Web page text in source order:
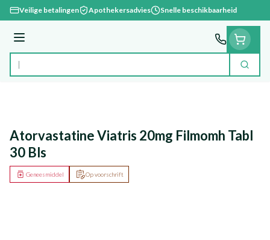
Ga naar de inhoud
Veilige betalingen Apothekersadvies Snelle beschikbaarheid
Menu
Product, merk, categorie... Zoek
Atorvastatine Viatris 20mg Filmomh Tabl
30 Bls
Op voorschrift
Geneesmiddel